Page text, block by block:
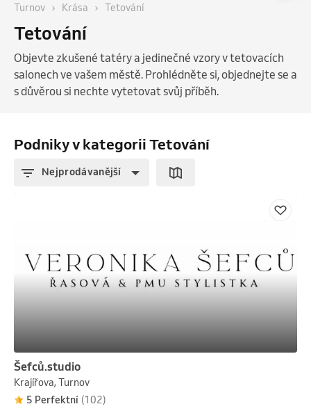
Turnov Krása Tetování
Tetování
Objevte zkušené tatéry a jedinečné vzory v tetovacích
salonech ve vašem městě. Prohlédněte si, objednejte se a
s důvěrou si nechte vytetovat svůj příběh.
Podniky v kategorii Tetování
Nejprodávanější
Šefců.studio
Krajířova, Turnov
5 Perfektní (102)